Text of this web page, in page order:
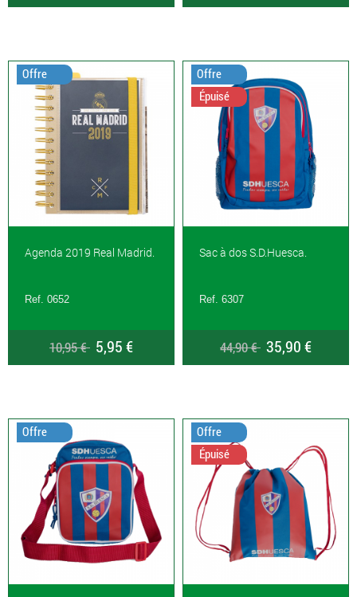
Offre
Agenda 2019 Real Madrid.
Ref. 0652
10,95 € 5,95 €
Offre
Épuisé
Sac à dos S.D.Huesca.
Ref. 6307
44,90 € 35,90 €
Offre
Offre
Épuisé